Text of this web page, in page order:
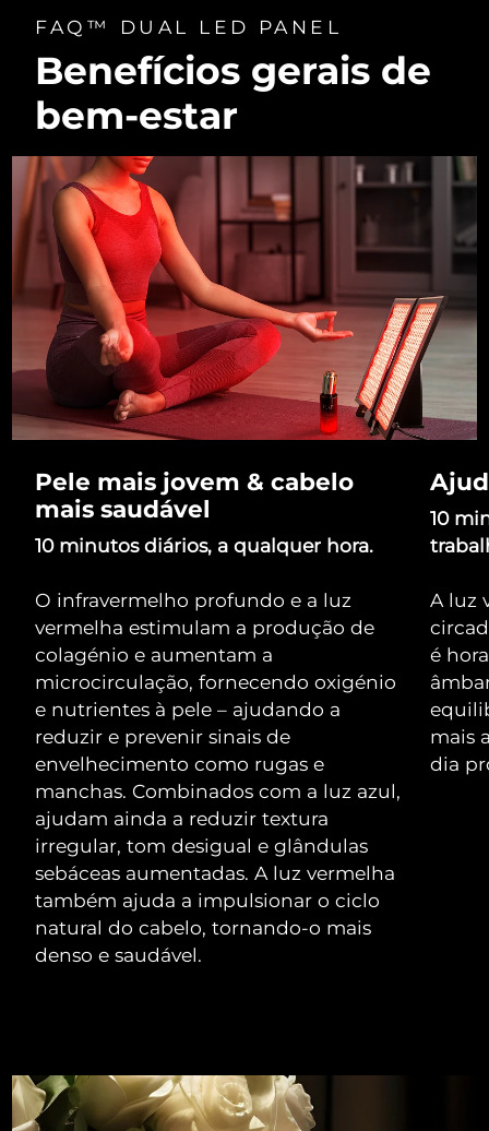
pele stressada.
Azul (420 nm): Ajuda a reduzir imperfeições e a suavizar
a textura irregular.
Suporte do dispositivo (3 peças)
Cabo de alimentação com 4 adaptadores
Guia de montagem do suporte
Guia rápido de início
FAQ™ DUAL LED PANEL
Benefícios gerais de
bem-estar
Pele mais jovem & cabelo
mais saudável
10 minutos diários, a qualquer hora.
O infravermelho profundo e a luz
vermelha estimulam a produção de
colagénio e aumentam a
microcirculação, fornecendo oxigénio
e nutrientes à pele – ajudando a
reduzir e prevenir sinais de
envelhecimento como rugas e
manchas. Combinados com a luz azul,
ajudam ainda a reduzir textura
irregular, tom desigual e glândulas
sebáceas aumentadas. A luz vermelha
também ajuda a impulsionar o ciclo
natural do cabelo, tornando-o mais
denso e saudável.
10
A luz
é
mais
dia